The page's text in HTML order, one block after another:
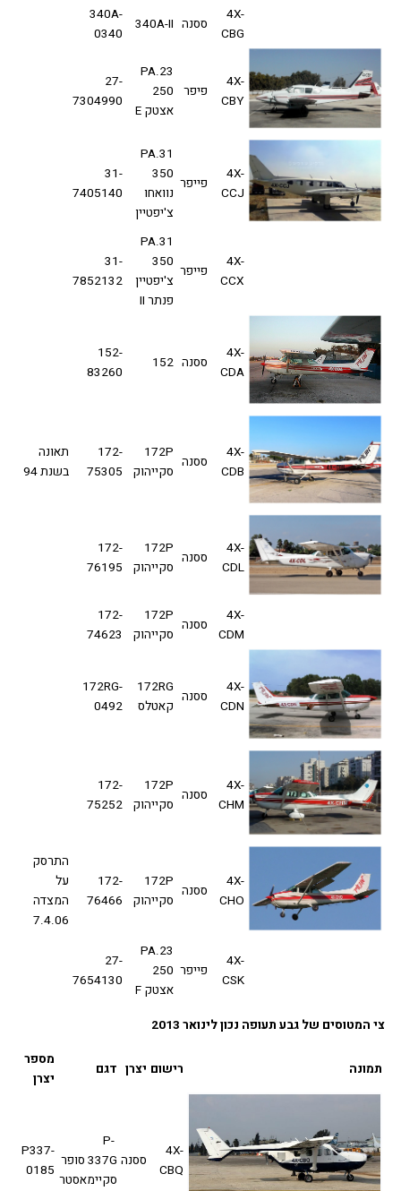
ססנה 340A-II
340A-
0340
4X-
CBY
פיפר
PA.23
250
אצטק E
27-
7304990
4X-
CCJ
פייפר
PA.31
נוואחו
צ'יפטיין
7405140
פייפר
PA.31
צ'יפטיין
7852132
4X-
CDA
ססנה 152
83260
4X-
CDB
ססנה
סקייהוק
172-
75305
תאונה
בשנת 94
4X-
CDL
ססנה
סקייהוק
172-
76195
ססנה
סקייהוק
172-
74623
4X-
CDN
ססנה
172RG
קאטלס
172RG-
0492
4X-
CHM
ססנה
סקייהוק
172-
75252
CHO
ססנה
סקייהוק
172-
76466
התרסק
המצדה
7.4.06
פייפר
PA.23
250
אצטק F
27-
7654130
של גבע תעופה נכון לינואר 2013
רישום יצרן דגם
מספר
4X-
CBQ
337G סופר
סקיימאסטר
P337-